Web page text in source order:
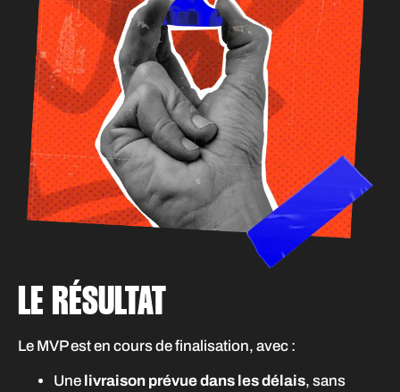
LE RÉSULTAT​
Le MVP est en cours de finalisation, avec :
Une livraison prévue dans les délais, sans